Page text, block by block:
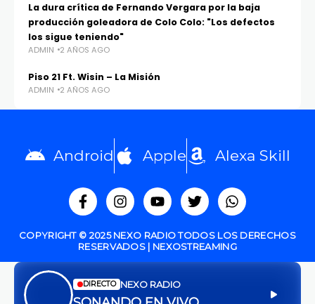
La dura crítica de Fernando Vergara por la baja
producción goleadora de Colo Colo: "Los defectos
los sigue teniendo"
ADMIN 2 AÑOS AGO
Piso 21 Ft. Wisin – La Misión
ADMIN 2 AÑOS AGO
Android Apple Alexa Skill
COPYRIGHT © 2025 NEXO RADIO TODOS LOS DERECHOS
RESERVADOS | NEXOSTREAMING
DIRECTO NEXO RADIO